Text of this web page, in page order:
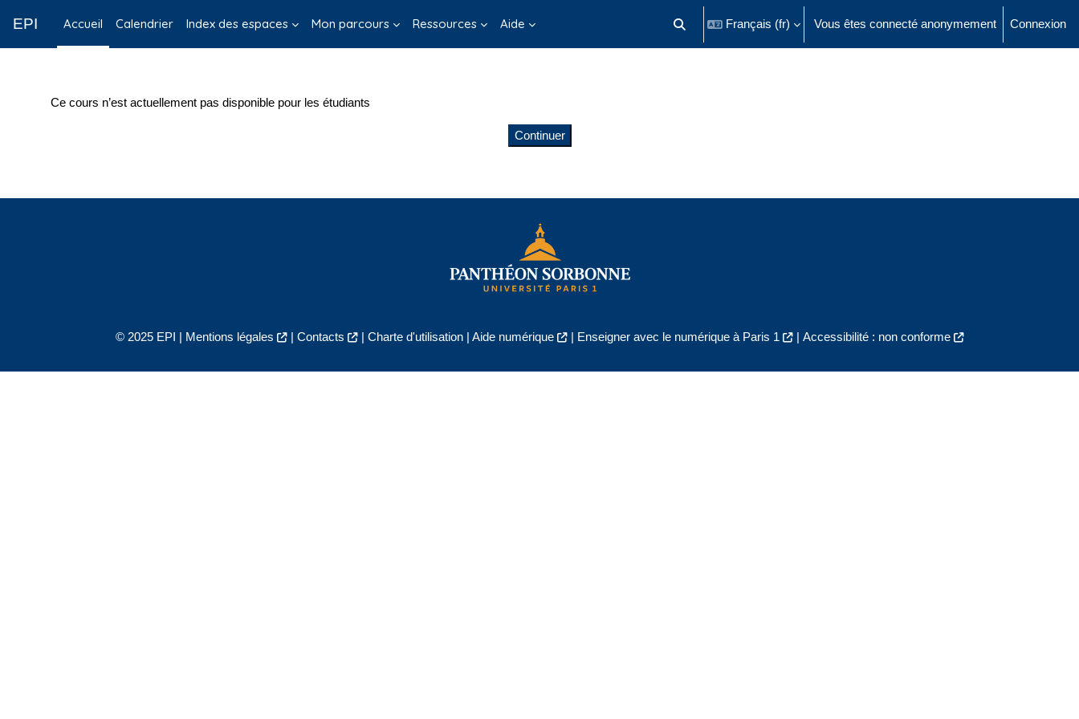
EPI Accueil Calendrier Index des espaces Mon parcours Ressources Aide Activer/désactiver la saisie de recherche
Français ‎(fr)‎ Vous êtes connecté anonymement Connexion
Ce cours n’est actuellement pas disponible pour les étudiants
Continuer
© 2025 EPI | Mentions légales | Contacts | Charte d'utilisation| Aide numérique | Enseigner avec le numérique à Paris 1 | Accessibilité : non conforme